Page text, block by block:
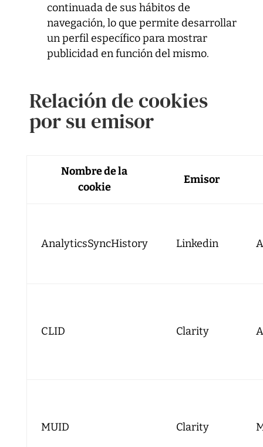
continuada de sus hábitos de
navegación, lo que permite desarrollar
un perfil específico para mostrar
publicidad en función del mismo.
Relación de cookies
por su emisor
Nombre de la
cookie
Emisor
AnalyticsSyncHistory Linkedin
CLID Clarity
MUID Clarity